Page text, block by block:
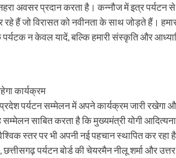
सर्दियों में कितनी मूंगफली एक दिन में खाना चाहिए
Dekhna: सपने में आग देखना का मतलब क्या होता है
मंत्री निर्मला सीतारमण पेश कर रही है बजट जाने 10 बड़ी
महाराष्ट्र के उपमुख्यमंत्री अजित पवार का निधन
की झांकी ‘आत्मनिर्भर उत्तराखण्ड’ की सशक्त झलक
अवसर प्रदान करता है। कन्नौज में इत्र पर्यटन
रहे हैं जो विरासत को नवीनता के साथ जोड़ते हैं।
न केवल यादें, बल्कि हमारी संस्कृति और
कार्यक्रम
पर्यटन सम्मेलन में अपने कार्यक्रम जारी रखेगा
सम्मेलन साबित करता है कि मुख्यमंत्री योगी
स्तर पर भी अपनी नई पहचान स्थापित कर
पर्यटन बोर्ड की चेयरमैन नीलू शर्मा और